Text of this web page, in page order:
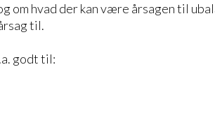
om hvad der kan være årsagen til
til.
godt til: